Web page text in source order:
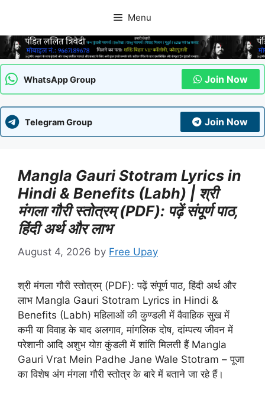
content
Menu
WhatsApp Group Join Now
Telegram Group Join Now
Mangla Gauri Stotram Lyrics in
Hindi & Benefits (Labh) | श्री
मंगला गौरी स्तोत्रम् (PDF): पढ़ें संपूर्ण पाठ,
हिंदी अर्थ और लाभ
August 4, 2026 by Free Upay
श्री मंगला गौरी स्तोत्रम् (PDF): पढ़ें संपूर्ण पाठ, हिंदी अर्थ और
लाभ Mangla Gauri Stotram Lyrics in Hindi &
Benefits (Labh) महिलाओं की कुण्डली में वैवाहिक सुख में
कमी या विवाह के बाद अलगाव, मांगलिक दोष, दांम्पत्य जीवन में
परेशानी आदि अशुभ योग़ कुंडली में शांति मिलती हैं Mangla
Gauri Vrat Mein Padhe Jane Wale Stotram – पूजा
का विशेष अंग मंगला गौरी स्तोत्र के बारे में बताने जा रहे हैं।